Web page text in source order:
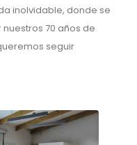
inolvidable, donde se
70 años de
seguir